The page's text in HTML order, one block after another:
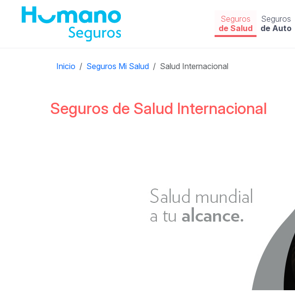
Seguros
de Salud
Seguros
de Auto
Inicio Seguros Mi Salud Salud Internacional
Seguros de Salud Internacional